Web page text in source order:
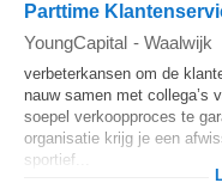
Parttime
YoungCapital - Waalwijk
verbeterkansen om de
nauw samen met collega’s
soepel verkoopproces te
organisatie krijg je een
sportief...